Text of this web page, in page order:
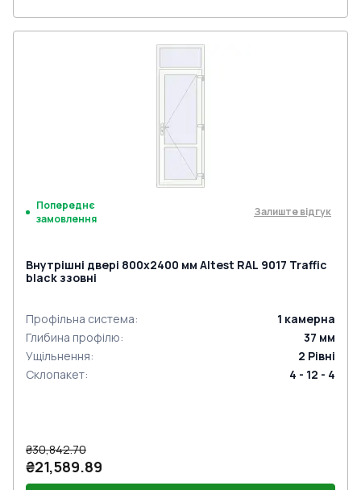
Попереднє
замовлення
Залиште відгук
Внутрішні двері 800x2400 мм Altest RAL 9017 Traffic
black ззовні
Профільна система: 1 камерна
Глибина профілю: 37 мм
Ущільнення: 2 Рівні
Склопакет: 4 - 12 - 4
₴30,842.70
₴21,589.89